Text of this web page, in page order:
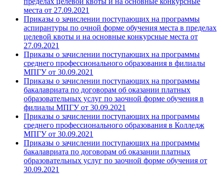
места от 27.09.2021
Приказы о зачислении поступающих на программы
аспирантуры по очной форме обучения места в пределах
целевой квоты и на основные конкурсные места от
27.09.2021
Приказы о зачислении поступающих на программы
среднего профессионального образования в филиалы
МПГУ от 30.09.2021
Приказы о зачислении поступающих на программы
бакалавриата по договорам об оказании платных
образовательных услуг по заочной форме обучения в
филиалы МПГУ от 30.09.2021
Приказы о зачислении поступающих на программы
среднего профессионального образования в Колледж
МПГУ от 30.09.2021
Приказы о зачислении поступающих на программы
бакалавриата по договорам об оказании платных
образовательных услуг по заочной форме обучения от
30.09.2021